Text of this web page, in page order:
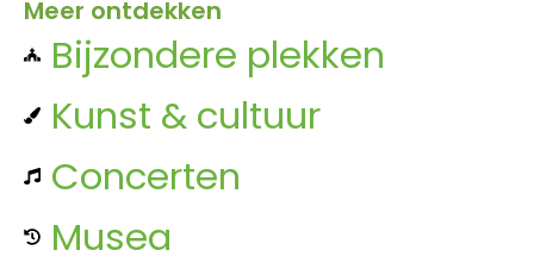
Meer ontdekken
Bijzondere plekken
Kunst & cultuur
Concerten
Musea